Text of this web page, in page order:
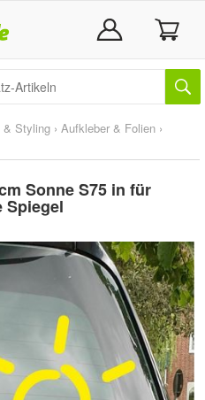
& Styling › Aufkleber & Folien ›
Sonne S75 in für
Spiegel